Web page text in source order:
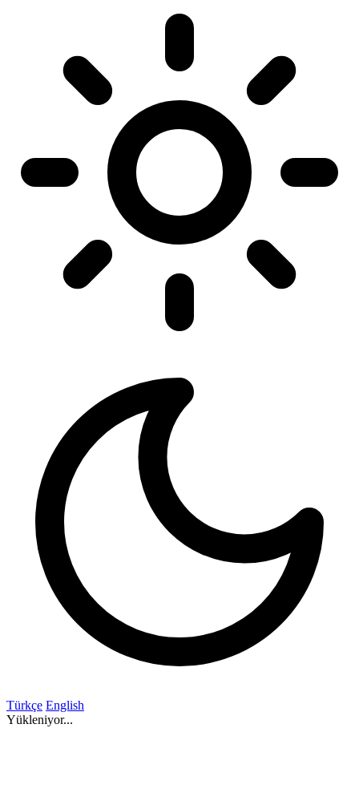
Türkçe English
Yükleniyor...